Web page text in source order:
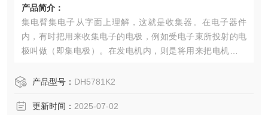
产品简介：
集电臂集电子从字面上理解，这就是收集器。在电子器件
内，有时把用来收集电子的电极，例如受电子束所投射的电
极叫做（即集电极）。在发电机内，则是将用来把电机内所
变化着的电流的装置叫做
产品型号： DH5781K2
更新时间： 2025-07-02